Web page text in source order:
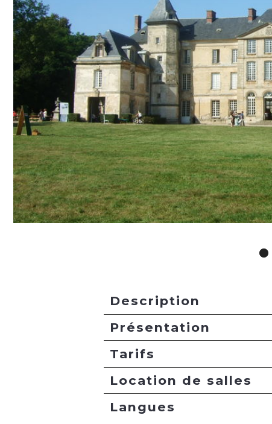
Description
Présentation
Tarifs
Location de salles
Langues